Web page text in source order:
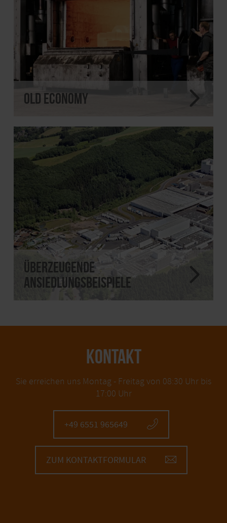
Old Economy
Überzeugende
Ansiedlungsbeispiele
KONTAKT
Sie erreichen uns Montag - Freitag von 08:30 Uhr bis
17:00 Uhr
+49 6551 965649
ZUM KONTAKTFORMULAR